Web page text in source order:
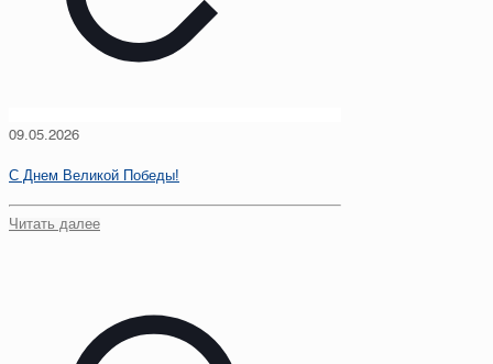
09.05.2026
С Днем Великой Победы!
Читать далее